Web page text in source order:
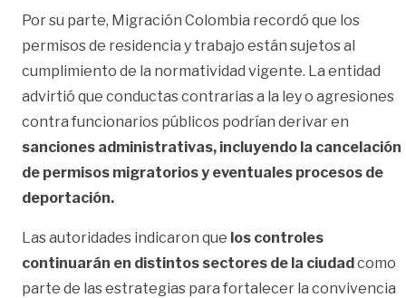
Por su parte, Migración Colombia recordó que los
permisos de residencia y trabajo están sujetos al
cumplimiento de la normatividad vigente. La entidad
advirtió que conductas contrarias a la ley o agresiones
contra funcionarios públicos podrían derivar en
sanciones administrativas, incluyendo la cancelación
de permisos migratorios y eventuales procesos de
deportación.
Las autoridades indicaron que los controles
continuarán en distintos sectores de la ciudadcomo
parte de las estrategias para fortalecer la convivencia